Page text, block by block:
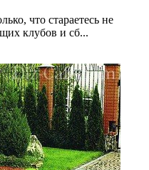
что стараетесь не
клубов и сб...